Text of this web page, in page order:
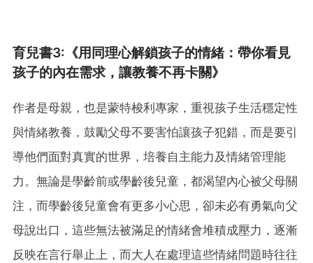
育兒書3:《用同理心解鎖孩子的情緒：帶你看見
孩子的內在需求，讓教養不再卡關》
作者是母親，也是蒙特梭利專家，重視孩子生活穩定性
與情緒教養，鼓勵父母不要害怕讓孩子犯錯，而是要引
導他們面對真實的世界，培養自主能力及情緒管理能
力。無論是學齡前或學齡後兒童，都渴望內心被父母關
注，而學齡後兒童會有更多小心思，卻未必有勇氣向父
母說出口，這些無法被滿足的情緒會堆積成壓力，逐漸
反映在言行舉止上，而大人在處理這些情緒問題時往往